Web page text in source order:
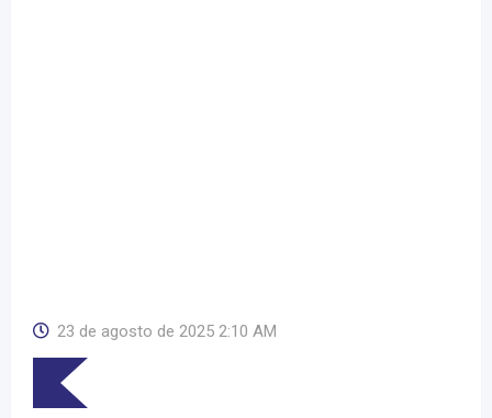
23 de agosto de 2025 2:10 AM